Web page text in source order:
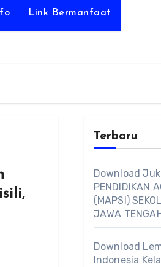
Link Bermanfaat
Terbaru
Download
PENDIDIKAN
(MAPSI)
JAWA
Download
Indonesia